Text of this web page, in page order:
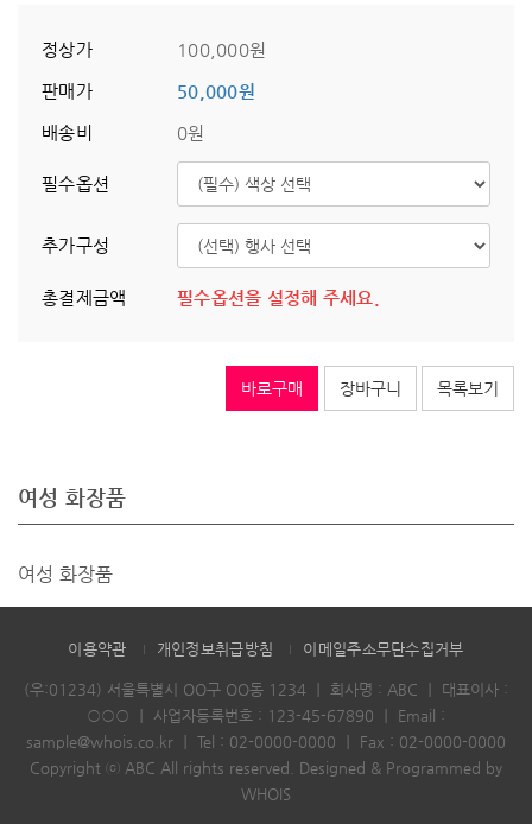
정상가 100,000원
판매가 50,000원
배송비 0원
필수옵션
추가구성
총결제금액 필수옵션을 설정해 주세요.
바로구매 장바구니 목록보기
여성 화장품
여성 화장품
이용약관 개인정보취급방침 이메일주소무단수집거부
(우:01234) 서울특별시 OO구 OO동 1234 회사명 : ABC
대표이사 :
○○○
사업자등록번호 : 123-45-67890
Email :
sample@whois.co.kr
Tel : 02-0000-0000
Fax : 02-0000-0000
Copyright ⓒ ABC All rights reserved. Designed & Programmed by
WHOIS